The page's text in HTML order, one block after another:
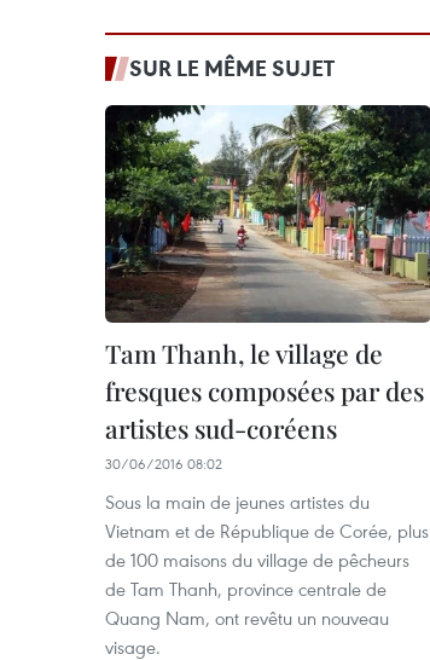
SUR LE MÊME SUJET
Tam Thanh, le village de
fresques composées par des
artistes sud-coréens
30/06/2016 08:02
Sous la main de jeunes artistes du
Vietnam et de République de Corée, plus
de 100 maisons du village de pêcheurs
de Tam Thanh, province centrale de
Quang Nam, ont revêtu un nouveau
visage.